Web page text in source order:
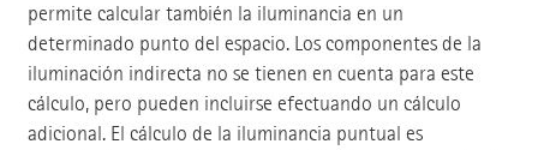
permite calcular también la iluminancia en un
determinado punto del espacio. Los componentes de la
iluminación indirecta no se tienen en cuenta para este
cálculo, pero pueden incluirse efectuando un cálculo
adicional. El cálculo de la iluminancia puntual es